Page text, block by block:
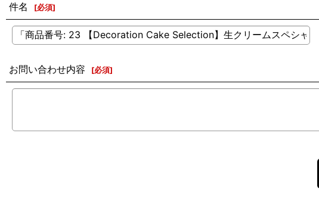
件名 [必須]
お問い合わせ内容 [必須]